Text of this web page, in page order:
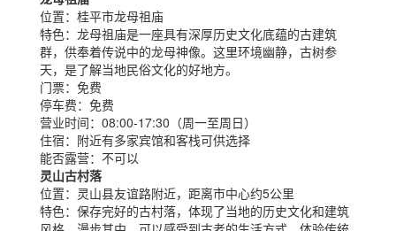
位置： 桂平市龙母祖庙
特色： 龙母祖庙是一座具有深厚历史文化底蕴的古建筑
群，供奉着传说中的龙母神像。这里环境幽静，古树参
天，是了解当地民俗文化的好地方。
门票： 免费
停车费： 免费
营业时间： 08:00-17:30（周一至周日）
住宿： 附近有多家宾馆和客栈可供选择
能否露营： 不可以
灵山古村落
位置： 灵山县友谊路附近，距离市中心约5公里
特色： 保存完好的古村落，体现了当地的历史文化和建筑